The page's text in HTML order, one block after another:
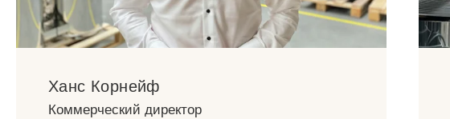
Ханс Корнейф
Коммерческий директор